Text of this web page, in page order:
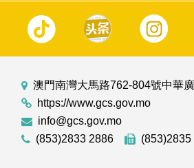
澳門南灣大馬路762-804號中華
https://www.gcs.gov.mo
info@gcs.gov.mo
(853)2833 2886
(853)2835